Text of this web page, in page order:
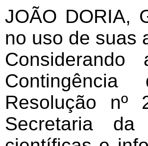
JOÃO DORIA,
no uso de suas
Resolução
Secretaria